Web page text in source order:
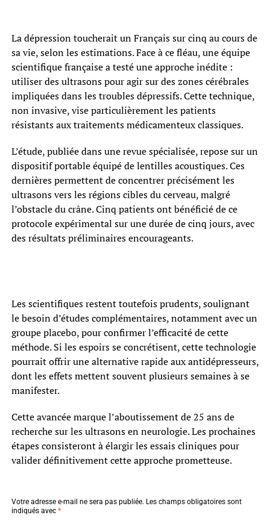
La dépression toucherait un Français sur cinq au cours de
sa vie, selon les estimations. Face à ce fléau, une équipe
scientifique française a testé une approche inédite :
utiliser des ultrasons pour agir sur des zones cérébrales
impliquées dans les troubles dépressifs. Cette technique,
non invasive, vise particulièrement les patients
résistants aux traitements médicamenteux classiques.
L’étude, publiée dans une revue spécialisée, repose sur un
dispositif portable équipé de lentilles acoustiques. Ces
dernières permettent de concentrer précisément les
ultrasons vers les régions cibles du cerveau, malgré
l’obstacle du crâne. Cinq patients ont bénéficié de ce
protocole expérimental sur une durée de cinq jours, avec
des résultats préliminaires encourageants.
Les scientifiques restent toutefois prudents, soulignant
le besoin d’études complémentaires, notamment avec un
groupe placebo, pour confirmer l’efficacité de cette
méthode. Si les espoirs se concrétisent, cette technologie
pourrait offrir une alternative rapide aux antidépresseurs,
dont les effets mettent souvent plusieurs semaines à se
manifester.
Cette avancée marque l’aboutissement de 25 ans de
recherche sur les ultrasons en neurologie. Les prochaines
étapes consisteront à élargir les essais cliniques pour
valider définitivement cette approche prometteuse.
Votre adresse e-mail ne sera pas publiée. Les champs obligatoires sont
indiqués avec *